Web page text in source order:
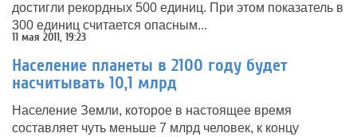
достигли рекордных 500 единиц. При этом показатель в
300 единиц считается опасным...
11 мая 2011, 19:23
Население планеты в 2100 году будет
насчитывать 10,1 млрд
Население Земли, которое в настоящее время
составляет чуть меньше 7 млрд человек, к концу